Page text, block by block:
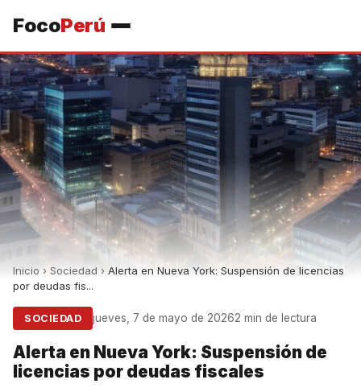
FocoPerú
Inicio › Sociedad › Alerta en Nueva York: Suspensión de licencias
por deudas fis...
SOCIEDAD jueves, 7 de mayo de 20262 min de lectura
Alerta en Nueva York: Suspensión de
licencias por deudas fiscales